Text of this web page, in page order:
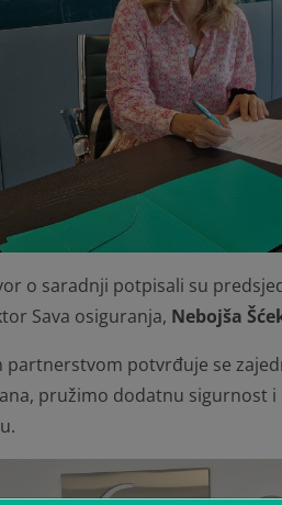
o saradnji potpisali su
Sava osiguranja, Nebojša
partnerstvom potvrđuje se
pružimo dodatnu sigurnost